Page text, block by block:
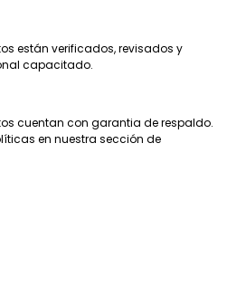
están verificados, revisados y
capacitado.
cuentan con garantia de respaldo.
en nuestra sección de